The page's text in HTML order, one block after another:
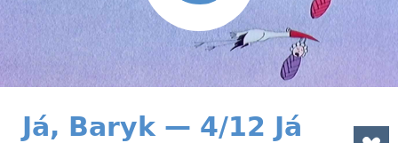
Já, Baryk — 4/12 Já